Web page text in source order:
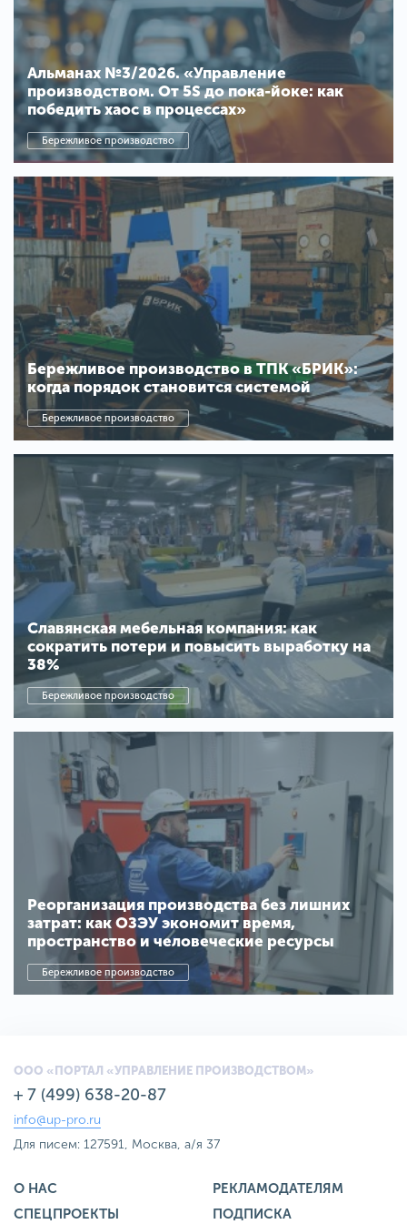
Альманах №3/2026. «Управление
производством. От 5S до пока-йоке: как
победить хаос в процессах»
Бережливое производство
Бережливое производство в ТПК «БРИК»:
когда порядок становится системой
Бережливое производство
Славянская мебельная компания: как
сократить потери и повысить выработку на
38%
Бережливое производство
Реорганизация производства без лишних
затрат: как ОЗЭУ экономит время,
пространство и человеческие ресурсы
Бережливое производство
ООО «ПОРТАЛ «УПРАВЛЕНИЕ ПРОИЗВОДСТВОМ»
+ 7 (499) 638-20-87
info@up-pro.ru
Для писем: 127591, Москва, а/я 37
О НАС
РЕКЛАМОДАТЕЛЯМ
СПЕЦПРОЕКТЫ
ПОДПИСКА